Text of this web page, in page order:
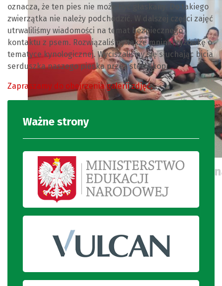
Uczniowie utrwalają wiadomości
kontaktu z psem.
oznacza, że ten pies nie może być głaskany. Do takiego
zwierzątka nie należy podchodzić. W dalszej części zajęć
utrwaliliśmy wiadomości na temat bezpiecznego
kontaktu z psem. Rozwiązaliśmy także mninkrzyżówkę o
tematyce kynologicznej. Wyciszaliśmy się słuchając bicia
serduszka naszego pieska przez stetoskop.
Zapraszamy do obejrzenia galerii zdjęć.
Ważne strony